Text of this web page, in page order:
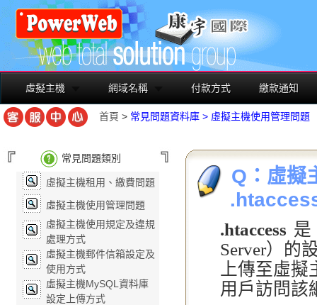
虛擬主機 網域名稱 付款方式 繳款通知
首頁 > 常見問題資料庫 > 虛擬主機使用管理問題
常見問題類別
虛擬主機租用、繳費問題
虛擬主機使用管理問題
虛擬主機使用規定及違規
處理方式
虛擬主機郵件信箱設定及
使用方式
虛擬主機MySQL資料庫
設定上傳方式
Q：虛擬
.htaccess 是
Server）的
上傳至虛
用戶訪問該